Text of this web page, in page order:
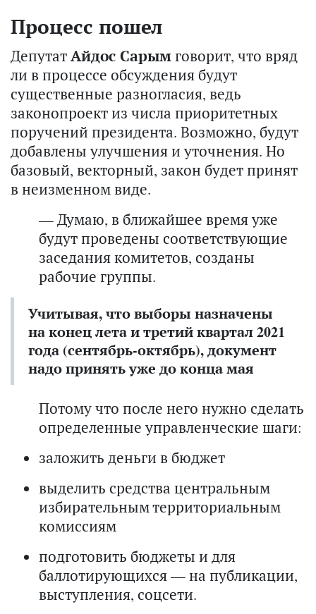
Процесс пошел
ДепутатАйдос Сарымговорит, что вряд
ли в процессе обсуждения будут
существенные разногласия, ведь
законопроект из числа приоритетных
поручений президента. Возможно, будут
добавлены улучшения и уточнения. Но
базовый, векторный, закон будет принят
в неизменном виде.
— Думаю, в ближайшее время уже
будут проведены соответствующие
заседания комитетов, созданы
рабочие группы.
Учитывая, что выборы назначены
на конец лета и третий квартал 2021
года (сентябрь-октябрь), документ
надо принять уже до конца мая
Потому что после него нужно сделать
определенные управленческие шаги:
заложить деньги в бюджет
выделить средства центральным
избирательным территориальным
комиссиям
подготовить бюджеты и для
баллотирующихся — на публикации,
выступления, соцсети.